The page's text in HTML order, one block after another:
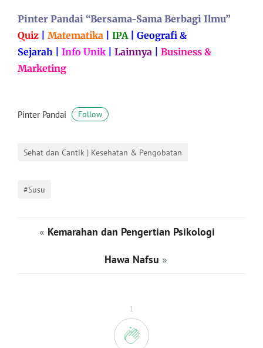
1
Pinter Pandai “Bersama-Sama Berbagi Ilmu”
Quiz
Matematika IPA| Geografi &
Sejarah
Info Unik Lainnya
Business &
Marketing
Pinter Pandai Follow
Sehat dan Cantik | Kesehatan & Pengobatan
#Susu
« Kemarahan dan Pengertian Psikologi
Hawa Nafsu »